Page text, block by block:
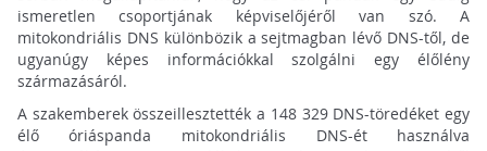
ismeretlen csoportjának képviselőjéről van szó. A
mitokondriális DNS különbözik a sejtmagban lévő DNS-től, de
ugyanúgy képes információkkal szolgálni egy élőlény
származásáról.
A szakemberek összeillesztették a 148 329 DNS-töredéket egy
élő óriáspanda mitokondriális DNS-ét használva